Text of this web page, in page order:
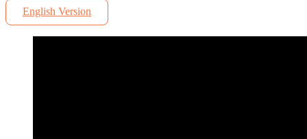
English Version